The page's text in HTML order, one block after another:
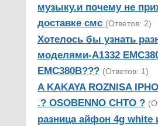
музыку.и почему не
доставке смс (Ответов: 2)
Хотелось бы узнать
моделями-А1332
ЕМС380В??? (Ответов: 1)
A KAKAYA ROZNISA
.? OSOBENNO CHTO ?
разница айфон 4g white